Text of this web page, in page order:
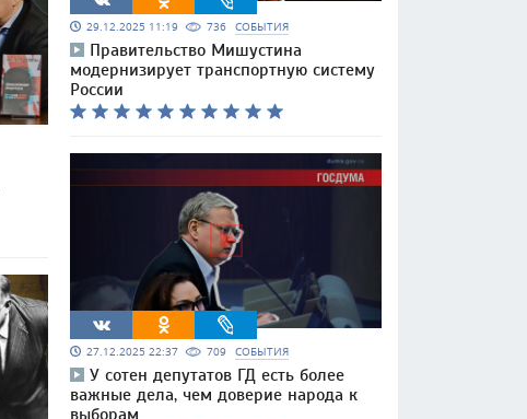
29.12.2025 11:19 736 СОБЫТИЯ
Правительство Мишустина
модернизирует транспортную систему
России
27.12.2025 22:37 709 СОБЫТИЯ
У сотен депутатов ГД есть более
важные дела, чем доверие народа к
выборам